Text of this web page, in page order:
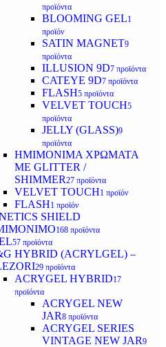
προϊόντα
BLOOMING GEL1
προϊόν
SATIN MAGNET9
προϊόντα
ILLUSION 9D7 προϊόντα
CATEYE 9D7 προϊόντα
FLASH5 προϊόντα
VELVET TOUCH5
προϊόντα
JELLY (GLASS)9
προϊόντα
ΗΜΙΜΟΝΙΜA ΧΡΩΜΑΤΑ
ΜΕ GLITTER /
SHIMMER27 προϊόντα
VELVET TOUCH1 προϊόν
FLASH1 προϊόν
SHIELD
168 προϊόντα
57 προϊόντα
HYBRID (ACRYLGEL) –
29 προϊόντα
ACRYGEL HYBRID17
προϊόντα
ACRYGEL NEW
JAR8 προϊόντα
ACRYGEL SERIES
VINTAGE NEW JAR9